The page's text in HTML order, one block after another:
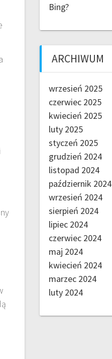
Bing?
ARCHIWUM
wrzesień 2025
czerwiec 2025
kwiecień 2025
luty 2025
styczeń 2025
grudzień 2024
listopad 2024
październik 2024
wrzesień 2024
sierpień 2024
lipiec 2024
czerwiec 2024
maj 2024
kwiecień 2024
marzec 2024
luty 2024